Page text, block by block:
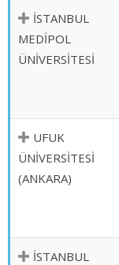
İSTANBUL
MEDİPOL
ÜNİVERSİTESİ
UFUK
ÜNİVERSİTESİ
(ANKARA)
İSTANBUL